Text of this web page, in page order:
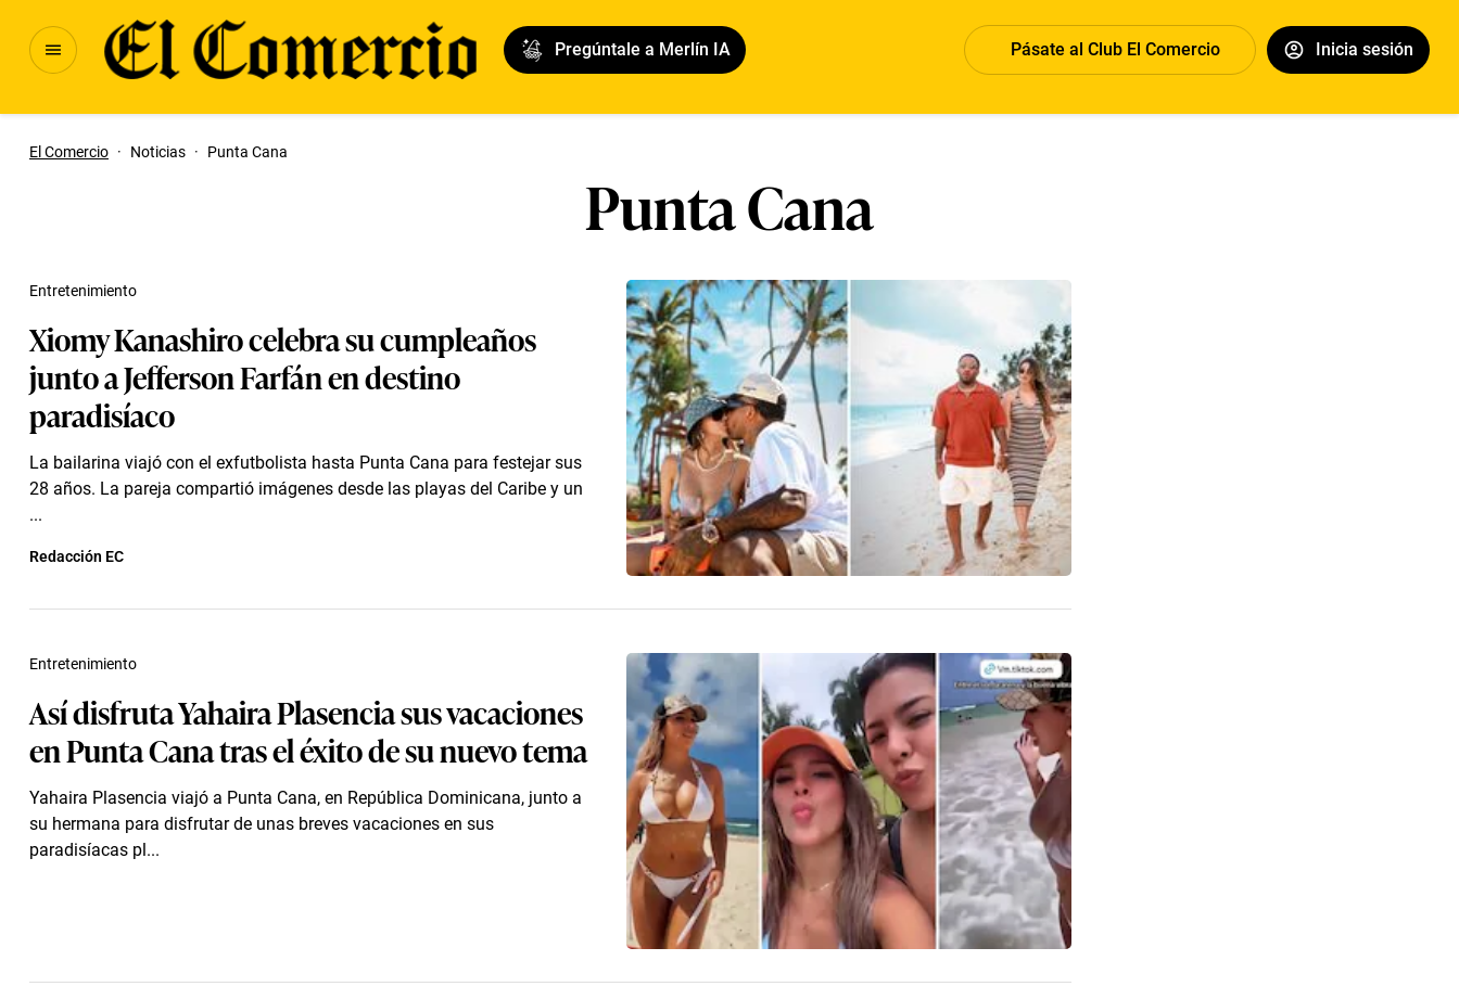
Pregúntale a Merlín IA Pásate al Club El Comercio Inicia sesión
El Comercio · Noticias · Punta Cana
Punta Cana
Xiomy Kanashiro celebra su cumpleaños
junto a Jefferson Farfán en destino
paradisíaco
La bailarina viajó con el exfutbolista hasta Punta Cana para festejar sus
28 años. La pareja compartió imágenes desde las playas del Caribe y un
...
Entretenimiento
Redacción EC
Así disfruta Yahaira Plasencia sus vacaciones
en Punta Cana tras el éxito de su nuevo tema
Yahaira Plasencia viajó a Punta Cana, en República Dominicana, junto a
su hermana para disfrutar de unas breves vacaciones en sus
paradisíacas pl...
Entretenimiento